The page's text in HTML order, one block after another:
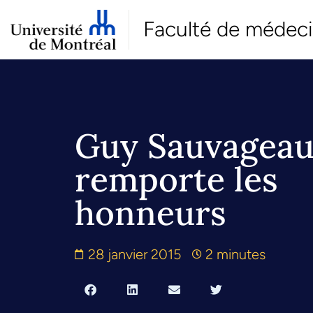
Faculté de
Guy Sauvageau
remporte les
honneurs
28 janvier 2015 2 minutes